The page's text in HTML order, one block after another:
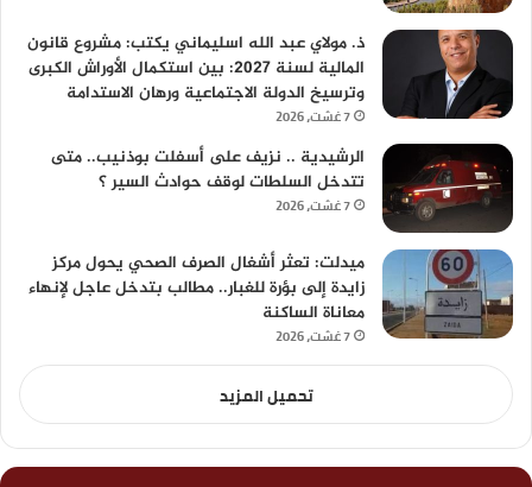
ذ. مولاي عبد الله اسليماني يكتب: مشروع قانون
المالية لسنة 2027: بين استكمال الأوراش الكبرى
وترسيخ الدولة الاجتماعية ورهان الاستدامة
7 غشت، 2026
الرشيدية .. نزيف على أسفلت بوذنيب.. متى
تتدخل السلطات لوقف حوادث السير ؟
7 غشت، 2026
ميدلت: تعثر أشغال الصرف الصحي يحول مركز
زايدة إلى بؤرة للغبار.. مطالب بتدخل عاجل لإنهاء
معاناة الساكنة
7 غشت، 2026
تحميل المزيد